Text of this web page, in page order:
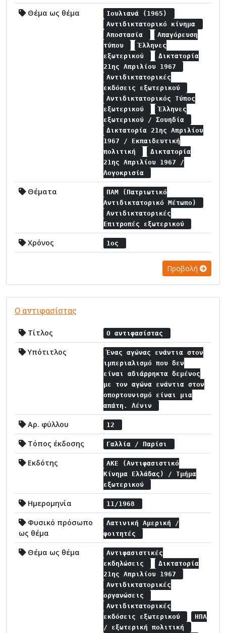
Θέμα ως θέμα
Ιουλιανά (1965)
Αντιδικτατορικό κίνημα
Αποστασία
Απαγόρευση
τύπου
Έλληνες
εξωτερικού
Δικτατορία
21ης Απριλίου 1967
Αντιδικτατορικές
εκδόσεις εξωτερικού
Αντιδικτατορικός Τύπος
εξωτερικού
Έλληνες
εξωτερικού / Σουηδία
Δικτατορία 21ης Απριλίου
1967 / Εκπαιδευτική
πολιτική
Δικτατορία
21ης Απριλίου 1967 /
Λογοκρισία
Θέματα
ΠΑΜ (Πατριωτικό
Αντιδικτατορικό Μέτωπο)
Αντιδικτατορικές
Επιτροπές εξωτερικού
Χρόνος 1ος
Προβολή
Ο αντιφασίστας
Τίτλος Ο αντιφασίστας
Υπότιτλος
Ένας αγώνας ενάντια στον
ιμπεριαλισμό που δεν
είναι αδιάρρηκτα δεμένος
με τον αγώνα ενάντια στον
οπορτουνισμό είναι μια
απάτη. Λένιν
Αρ. φύλλου 12
Τόπος έκδοσης Γαλλία / Παρίσι
Εκδότης
ΑΚΕ (Αντιφασιστικό
Κίνημα Ελλάδας) / Τμήμα
εξωτερικού
Ημερομηνία 11/1968
Φυσικό πρόσωπο
ως θέμα
Λατινική Αμερική /
φοιτητές
Θέμα ως θέμα
Αντιφασιστικές
εκδηλώσεις
Δικτατορία
21ης Απριλίου 1967
Αντιδικτατορικές
οργανώσεις
Αντιδικτατορικές
εκδόσεις εξωτερικού
ΗΠΑ
/ εξωτερική πολιτική